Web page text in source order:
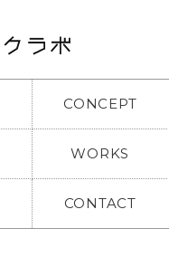
CONCEPT
WORKS
CONTACT